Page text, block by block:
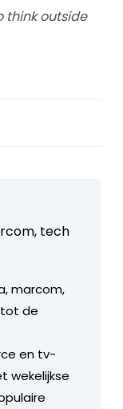
think outside
tech
marcom,
de
en tv-
wekelijkse